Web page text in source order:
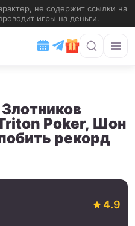
Poker, Шон
рекорд